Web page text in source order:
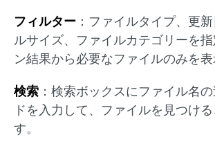
フィルター ：ファイルタイプ、更
ルサイズ、ファイルカテゴリーを
ン結果から必要なファイルのみを表
検索 ：検索ボックスにファイル名
ドを入力して、ファイルを見つけ
す。